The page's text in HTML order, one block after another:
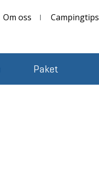
Om oss Campingtips
Paket